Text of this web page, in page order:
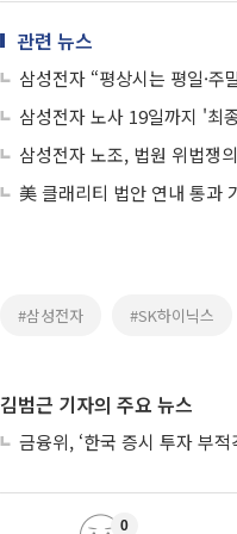
관련 뉴스
삼성전자 “평상시는 평일·
삼성전자 노사 19일까지 '
삼성전자 노조, 법원 위법쟁
美 클래리티 법안 연내 통과
#삼성전자 #SK하이닉스
김범근 기자의 주요 뉴스
금융위, ‘한국 증시 투자 부
0